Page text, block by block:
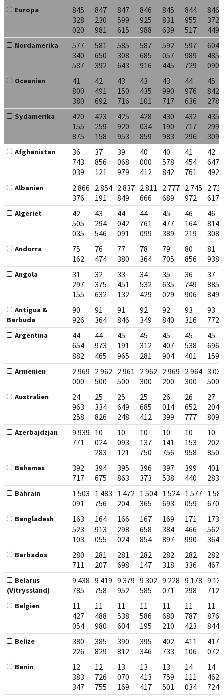
Europa
845
328
020
847
230
981
847
599
615
846
925
988
845
831
639
844
955
517
846
372
449
Nordamerika
577
340
587
581
650
392
585
308
643
587
685
916
592
057
445
597
989
729
604
485
090
Oceanien
41
800
380
42
491
692
43
150
716
43
435
101
43
990
717
44
976
636
45
842
278
Sydamerika
420
155
875
423
259
158
425
920
953
428
034
859
430
190
983
432
717
296
435
299
309
Afghanistan
36
743
039
37
856
121
39
068
979
40
000
412
40
578
842
41
454
761
42
647
492
Albanien
2 866
376
2 854
191
2 837
849
2 811
666
2 777
689
2 745
972
2
617
Algeriet
42
505
035
43
294
546
44
042
091
44
761
099
45
477
389
46
164
219
46
814
308
Andorra
75
162
76
474
77
380
78
364
79
705
80
856
81
938
Angola
31
297
155
32
375
632
33
451
132
34
532
429
35
635
029
36
749
906
37
885
849
Antigua &
Barbuda
90
926
91
364
91
846
92
349
92
840
93
316
93
772
Argentina
44
654
882
44
973
465
45
191
965
45
312
281
45
407
904
45
538
401
45
696
159
Armenien
2 969
000
2 962
500
2 961
500
2 962
300
2 969
200
2 964
300
3
500
Australien
24
963
258
25
334
826
25
649
248
25
685
412
26
014
399
26
652
777
27
204
809
Azerbajdzjan
9 939
771
10
024
283
10
093
121
10
137
750
10
141
756
10
153
958
10
202
850
Bahamas
392
717
394
675
395
863
396
373
397
538
399
440
401
283
Bahrain
1 503
091
1 483
756
1 472
204
1 504
365
1 524
693
1 577
059
1
670
Bangladesh
163
523
103
164
913
055
166
298
024
167
658
854
169
384
897
171
466
990
173
562
364
Barbados
280
711
281
207
281
698
282
147
282
318
282
336
282
467
Belarus
(Vitryssland)
9 438
785
9 419
758
9 379
952
9 302
585
9 228
071
9 178
298
9
712
Belgien
11
427
054
11
488
980
11
538
604
11
586
195
11
680
210
11
787
423
11
876
844
Belize
380
226
385
829
390
812
395
346
402
733
411
106
417
072
Benin
12
383
347
12
726
755
13
070
169
13
413
417
13
759
501
14
111
034
14
462
724